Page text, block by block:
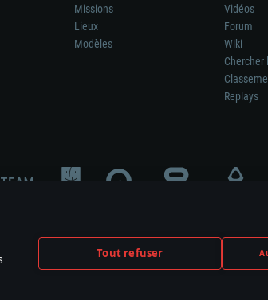
Tout refuser
Missions
Lieux
Modèles
Vidéos
Forum
Wiki
Chercher
Replays
au développement du jeu, le sponsoring ou à
of their respective owners.